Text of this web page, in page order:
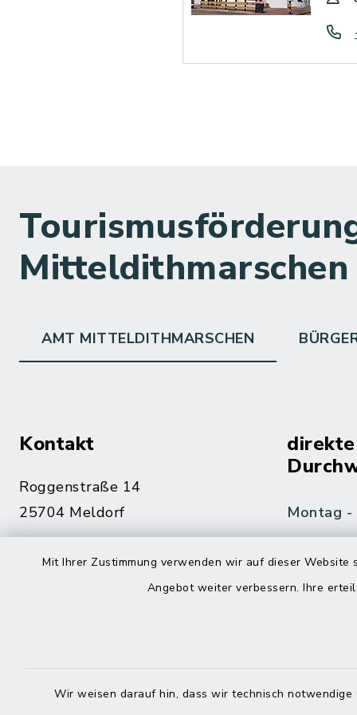
Mit Ihrer Zustimmung verwenden wir auf dieser
Angebot weiter verbessern. Ihre
Wir weisen darauf hin, dass wir technisch
Mitteldithmarschen
AMT MITTELDITHMARSCHEN
Kontakt
Roggenstraße 14
25704 Meldorf
04832 6065-215
Montag -
Freitag
Haben